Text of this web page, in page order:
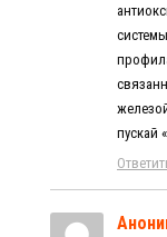
пускай